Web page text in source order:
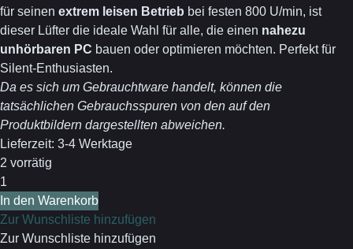
für seinen extrem leisen Betrieb bei festen 800 U/min, ist
dieser Lüfter die ideale Wahl für alle, die einen nahezu
unhörbaren PC bauen oder optimieren möchten. Perfekt für
Silent-Enthusiasten.
Da es sich um Gebrauchtware handelt, können die
tatsächlichen Gebrauchsspuren von den auf den
Produktbildern dargestellten abweichen.
Lieferzeit: 3-4 Werktage
2 vorrätig
Scythe
Slip
Stream
120mm
In den Warenkorb
Zur Wunschliste hinzufügen
Zur Wunschliste hinzufügen